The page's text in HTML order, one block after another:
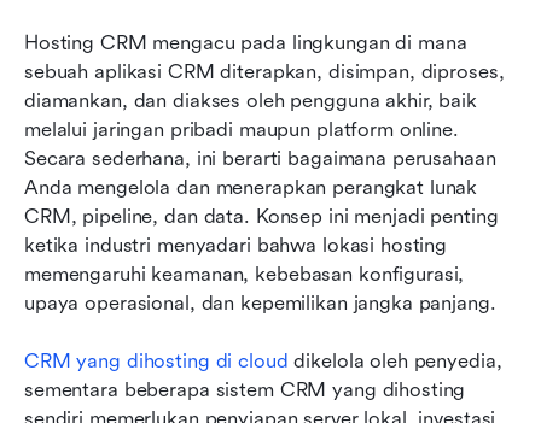
Hosting CRM mengacu pada lingkungan di mana
sebuah aplikasi CRM diterapkan, disimpan, diproses,
diamankan, dan diakses oleh pengguna akhir, baik
melalui jaringan pribadi maupun platform online.
Secara sederhana, ini berarti bagaimana perusahaan
Anda mengelola dan menerapkan perangkat lunak
CRM, pipeline, dan data. Konsep ini menjadi penting
ketika industri menyadari bahwa lokasi hosting
memengaruhi keamanan, kebebasan konfigurasi,
upaya operasional, dan kepemilikan jangka panjang.
CRM yang dihosting di cloud dikelola oleh penyedia,
sementara beberapa sistem CRM yang dihosting